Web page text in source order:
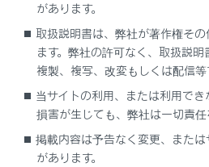
合わせて見られているページ
ヒューズの点検・交換
駆動用電池冷却用吸入口の清掃
があります。
取扱説明書は、弊社が著作権そ
ます。弊社の許可なく、取扱説明
複製、複写、改変もしくは配信等
当サイトの利用、または利用で
損害が生じても、弊社は一切責任
掲載内容は予告なく変更、または
があります。